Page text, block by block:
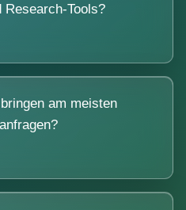
Research-Tools?
am meisten